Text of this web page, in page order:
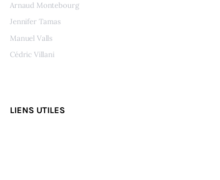
Arnaud Montebourg
Jennifer Tamas
Manuel Valls
Cédric Villani
LIENS UTILES